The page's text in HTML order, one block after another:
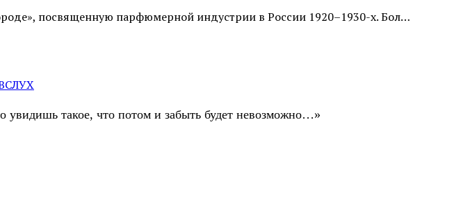
посвященную парфюмерной индустрии в России 1920–1930-х. Бол…
увидишь такое, что потом и забыть будет невозможно…»